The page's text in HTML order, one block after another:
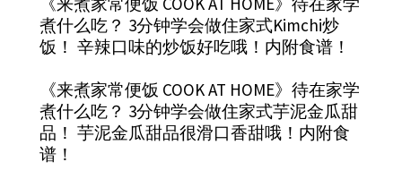
煮什么吃？ 3分钟学会做住家式Kimchi炒
饭！ 辛辣口味的炒饭好吃哦！内附食谱！
《来煮家常便饭 COOK AT HOME》待在家学
煮什么吃？ 3分钟学会做住家式芋泥金瓜甜
品！ 芋泥金瓜甜品很滑口香甜哦！内附食
谱！